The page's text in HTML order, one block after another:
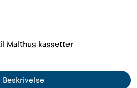
Malthus kassetter
Beskrivelse